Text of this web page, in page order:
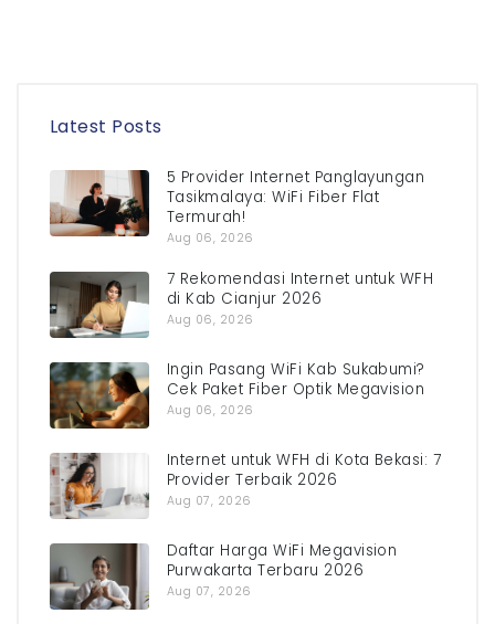
Latest Posts
5 Provider Internet Panglayungan
Tasikmalaya: WiFi Fiber Flat
Termurah!
Aug 06, 2026
7 Rekomendasi Internet untuk WFH
di Kab Cianjur 2026
Aug 06, 2026
Ingin Pasang WiFi Kab Sukabumi?
Cek Paket Fiber Optik Megavision
Aug 06, 2026
Internet untuk WFH di Kota Bekasi: 7
Provider Terbaik 2026
Aug 07, 2026
Daftar Harga WiFi Megavision
Purwakarta Terbaru 2026
Aug 07, 2026